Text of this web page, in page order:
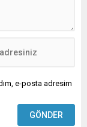
e-posta adresim